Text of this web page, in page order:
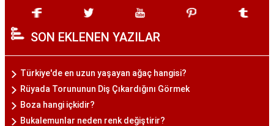
SON EKLENEN YAZILAR
Türkiye'de en uzun yaşayan ağaç hangisi?
Rüyada Torununun Diş Çıkardığını Görmek
Boza hangi içkidir?
Bukalemunlar neden renk değiştirir?